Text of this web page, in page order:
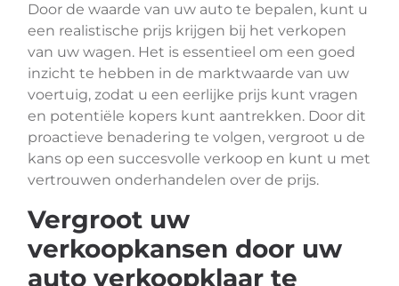
Door de waarde van uw auto te bepalen, kunt u
een realistische prijs krijgen bij het verkopen
van uw wagen. Het is essentieel om een goed
inzicht te hebben in de marktwaarde van uw
voertuig, zodat u een eerlijke prijs kunt vragen
en potentiële kopers kunt aantrekken. Door dit
proactieve benadering te volgen, vergroot u de
kans op een succesvolle verkoop en kunt u met
vertrouwen onderhandelen over de prijs.
Vergroot uw
verkoopkansen door uw
auto verkoopklaar te